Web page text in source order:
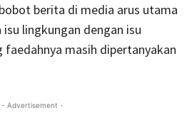
berita di media arus utama
lingkungan dengan isu
faedahnya masih dipertanyakan
- Advertisement -